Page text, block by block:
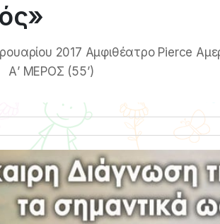
2017 Αμφιθέατρο Pierce
ΜΕΡΟΣ (55’)